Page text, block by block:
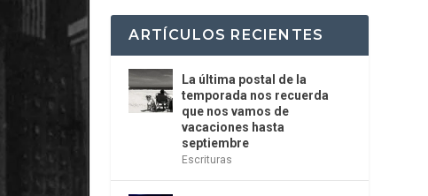
ARTÍCULOS RECIENTES
La última postal de la
temporada nos recuerda
que nos vamos de
vacaciones hasta
septiembre
Escrituras